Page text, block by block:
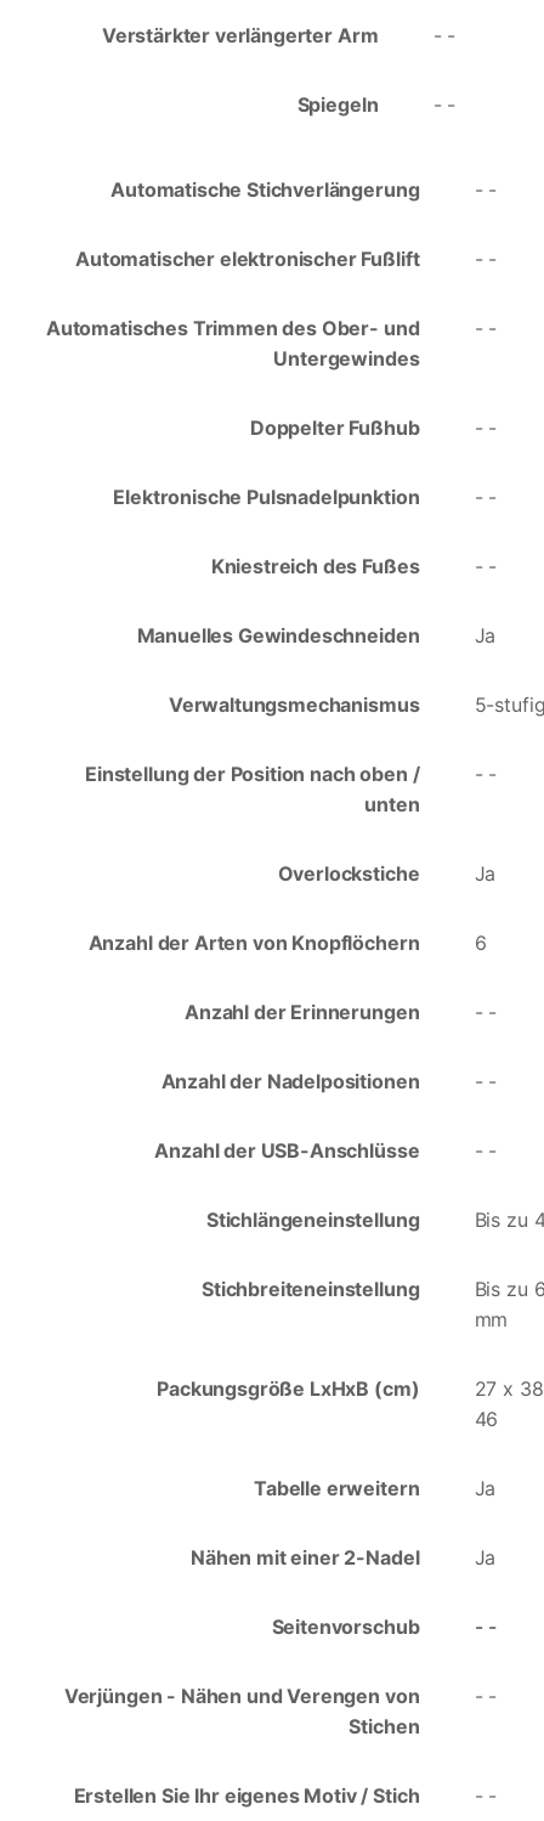
Verstärkter verlängerter Arm - -
Spiegeln - -
Automatische Stichverlängerung - -
Automatischer elektronischer Fußlift - -
Automatisches Trimmen des Ober- und
Untergewindes
- -
Doppelter Fußhub - -
Elektronische Pulsnadelpunktion - -
Kniestreich des Fußes - -
Manuelles Gewindeschneiden Ja
Verwaltungsmechanismus 5-
Einstellung der Position nach oben /
unten
- -
Overlockstiche Ja
Anzahl der Arten von Knopflöchern 6
Anzahl der Erinnerungen - -
Anzahl der Nadelpositionen - -
Anzahl der USB-Anschlüsse - -
Stichlängeneinstellung Bis zu
Stichbreiteneinstellung
Bis zu
mm
Packungsgröße LxHxB (cm)
27 x
46
Tabelle erweitern Ja
Nähen mit einer 2-Nadel Ja
Seitenvorschub - -
Verjüngen - Nähen und Verengen von
Stichen
- -
Erstellen Sie Ihr eigenes Motiv / Stich - -